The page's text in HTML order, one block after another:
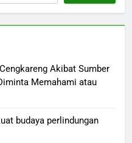
Akibat Sumber
Memahami atau
budaya perlindungan